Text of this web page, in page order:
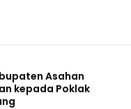
Asahan
kepada Poklak